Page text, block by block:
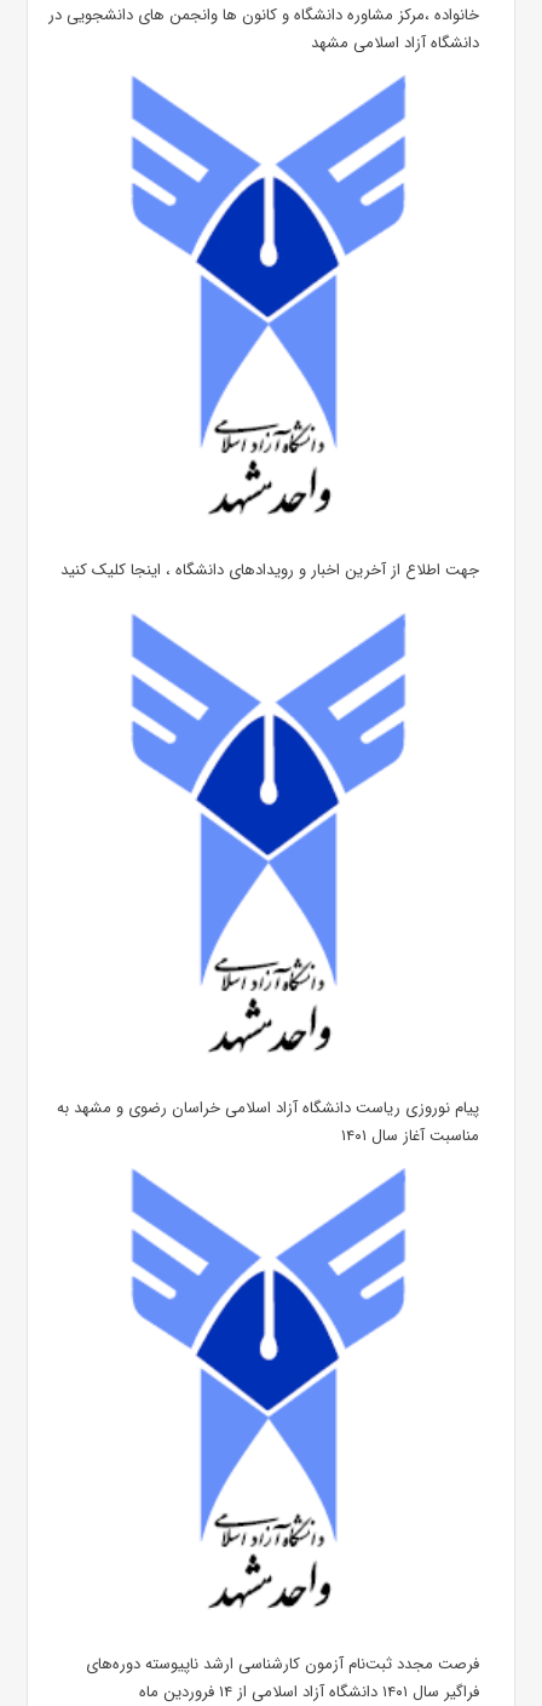
خانواده ،مرکز مشاوره دانشگاه و کانون ها وانجمن های دانشجویی در
دانشگاه آزاد اسلامی مشهد
جهت اطلاع از آخرین اخبار و رویدادهای دانشگاه ، اینجا کلیک کنید
پیام نوروزی ریاست دانشگاه آزاد اسلامی خراسان رضوی و مشهد به
مناسبت آغاز سال ۱۴۰۱
فرصت مجدد ثبت‌نام آزمون کارشناسی ارشد ناپیوسته دوره‌های
فراگیر سال ۱۴۰۱ دانشگاه آزاد اسلامی از ۱۴ فروردین ماه